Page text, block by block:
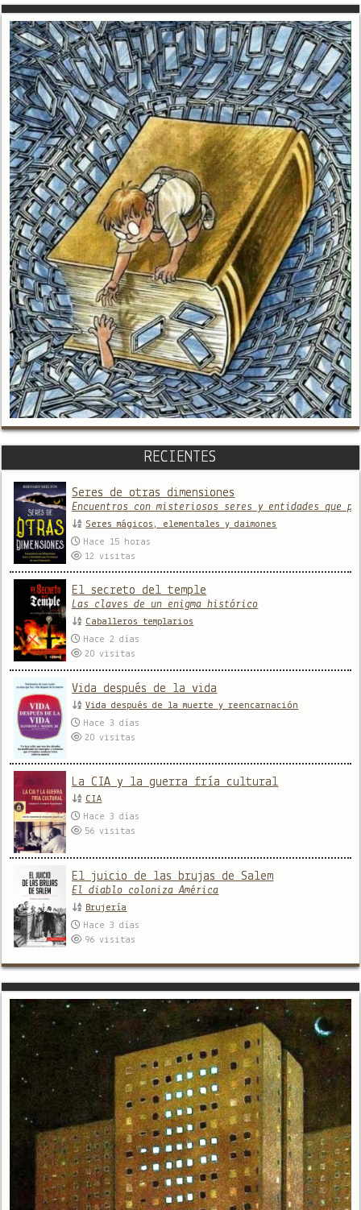
RECIENTES
Seres de otras dimensiones
Encuentros con misteriosos seres y entidades que
Seres mágicos, elementales y daimones
Hace 15 horas
12visitas
El secreto del temple
Las claves de un enigma histórico
Caballeros templarios
Hace 2 días
20visitas
Vida después de la vida
Vida después de la muerte y reencarnación
Hace 3 días
20visitas
La CIA y la guerra fría cultural
CIA
Hace 3 días
56visitas
El juicio de las brujas de Salem
El diablo coloniza América
Brujería
Hace 3 días
96visitas